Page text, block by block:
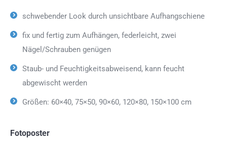
schwebender Look durch unsichtbare Aufhangschiene
fix und fertig zum Aufhängen, federleicht, zwei
Nägel/Schrauben genügen
Staub- und Feuchtigkeitsabweisend, kann feucht
abgewischt werden
Größen: 60×40, 75×50, 90×60, 120×80, 150×100 cm
Fotoposter